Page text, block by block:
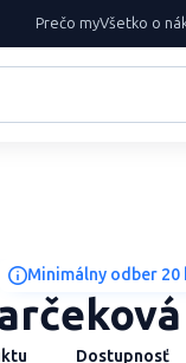
Prečo myVšetko o
Minimálny odber 20
Dostupnosť